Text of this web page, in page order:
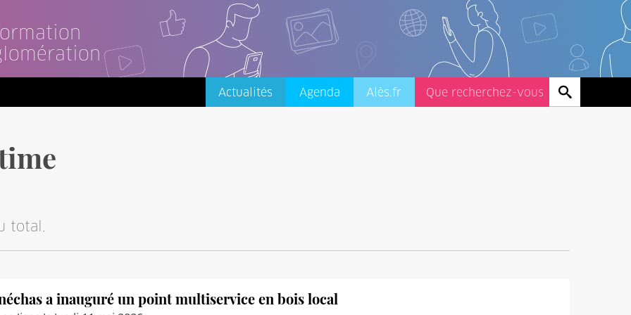
Actualités Agenda Alès.fr
total.
a inauguré un point multiservice en bois local